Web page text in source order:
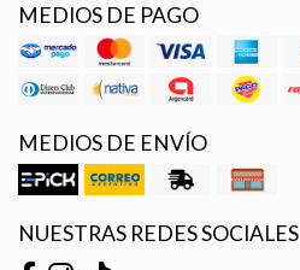
MEDIOS DE PAGO
MEDIOS DE ENVÍO
NUESTRAS REDES SOCIALES